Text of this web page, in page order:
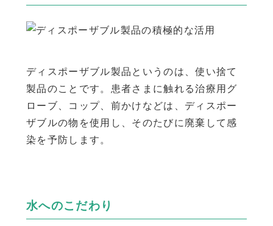
ディスポーザブル製品というのは、使い捨て
製品のことです。患者さまに触れる治療用グ
ローブ、コップ、前かけなどは、ディスポー
ザブルの物を使用し、そのたびに廃棄して感
染を予防します。
水へのこだわり